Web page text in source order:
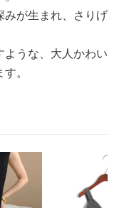
みが生まれ、さりげ
うな、大人かわい
。